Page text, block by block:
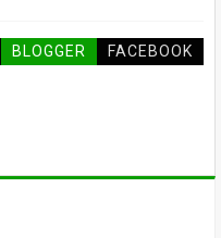
BLOGGER FACEBOOK